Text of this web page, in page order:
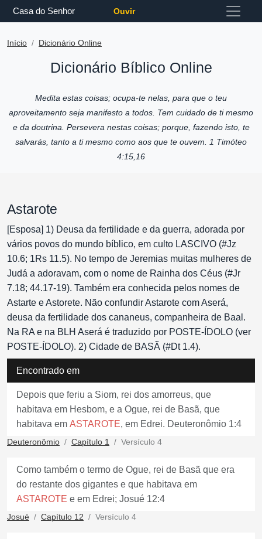
Casa do Senhor Ouvir
Início Dicionário Online
Dicionário Bíblico Online
Medita estas coisas; ocupa-te nelas, para que o teu
aproveitamento seja manifesto a todos. Tem cuidado de ti mesmo
e da doutrina. Persevera nestas coisas; porque, fazendo isto, te
salvarás, tanto a ti mesmo como aos que te ouvem. 1 Timóteo
4:15,16
Astarote
[Esposa] 1) Deusa da fertilidade e da guerra, adorada por
vários povos do mundo bíblico, em culto LASCIVO (#Jz
10.6; 1Rs 11.5). No tempo de Jeremias muitas mulheres de
Judá a adoravam, com o nome de Rainha dos Céus (#Jr
7.18; 44.17-19). Também era conhecida pelos nomes de
Astarte e Astorete. Não confundir Astarote com Aserá,
deusa da fertilidade dos cananeus, companheira de Baal.
Na RA e na BLH Aserá é traduzido por POSTE-ÍDOLO (ver
POSTE-ÍDOLO). 2) Cidade de BASÃ (#Dt 1.4).
Encontrado em
Depois que feriu a Siom, rei dos amorreus, que
habitava em Hesbom, e a Ogue, rei de Basã, que
habitava em ASTAROTE, em Edrei. Deuteronômio 1:4
Deuteronômio Capítulo 1 Versículo 4
Como também o termo de Ogue, rei de Basã que era
do restante dos gigantes e que habitava em
ASTAROTE e em Edrei; Josué 12:4
Josué Capítulo 12 Versículo 4